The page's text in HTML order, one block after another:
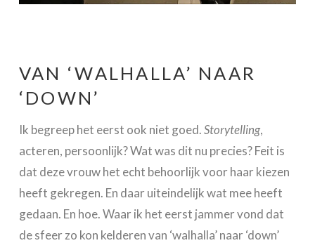
VAN ‘WALHALLA’ NAAR
‘DOWN’
Ik begreep het eerst ook niet goed.Storytelling,
acteren, persoonlijk? Wat was dit nu precies? Feit is
dat deze vrouw het echt behoorlijk voor haar kiezen
heeft gekregen. En daar uiteindelijk wat mee heeft
gedaan. En hoe. Waar ik het eerst jammer vond dat
de sfeer zo kon kelderen van ‘walhalla’ naar ‘down’